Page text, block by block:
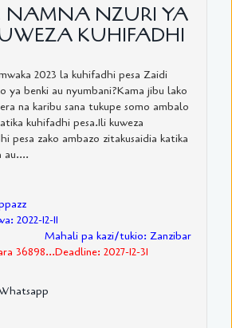
NAMNA NZURI YA
KUHIFADHI
2023 la kuhifadhi pesa Zaidi
ya benki au nyumbani?Kama jibu lako
na karibu sana tukupe somo ambalo
kuhifadhi pesa.Ili kuweza
pesa zako ambazo zitakusaidia katika
au....
2022-12-11
Mahali pa kazi/tukio: Zanzibar
36898...Deadline: 2027-12-31